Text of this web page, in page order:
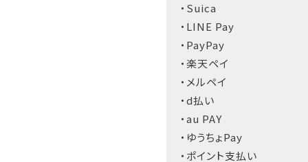
・Suica
・LINE Pay
・PayPay
・楽天ペイ
・メルペイ
・d払い
・au PAY
・ゆうちょPay
・ポイント支払い